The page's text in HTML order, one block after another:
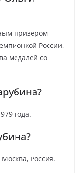
призером
России,
медалей со
года.
Россия.